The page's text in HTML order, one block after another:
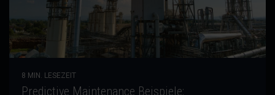
8 MIN. LESEZEIT
Predictive Maintenance Beispiele: